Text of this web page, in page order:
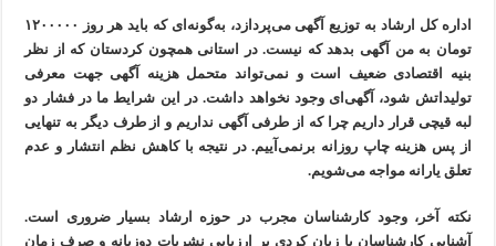
اداره کل ارشاد به توزیع آگهی می‌پردازد، به‌گونه‌ای که باید هر روز ۱۲۰۰۰۰۰
تومان به من آگهی بدهد که نیست. در استانی همچون کردستان که از نظر
بنیه اقتصادی ضعیف است و نمی‌تواند متحمل هزینه آگهی جهت معرفی
تولیداتش شود، آگهی‌ای وجود نخواهد داشت. در این شرایط ما در فشار دو
لبه قیچی قرار داریم چرا که از طرفی آگهی نداریم و از طرف دیگر به تنهایی
از پس هزینه چاپ روزانه برنمی‌آییم. در نتیجه با کاهش نظم انتشار و عدم
تعلق یارانه مواجه می‌شویم.
نکته آخر، وجود کارشناسان مجرب در حوزه ارشاد بسیار ضروری است.
آشنایی کارشناسان با زبان کردی بر ارزیابی نشریات دوزبانه و صرف زمان